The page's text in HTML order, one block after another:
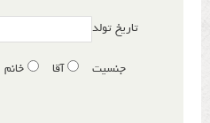
تاریخ تولد
جنسیت آقا خانم